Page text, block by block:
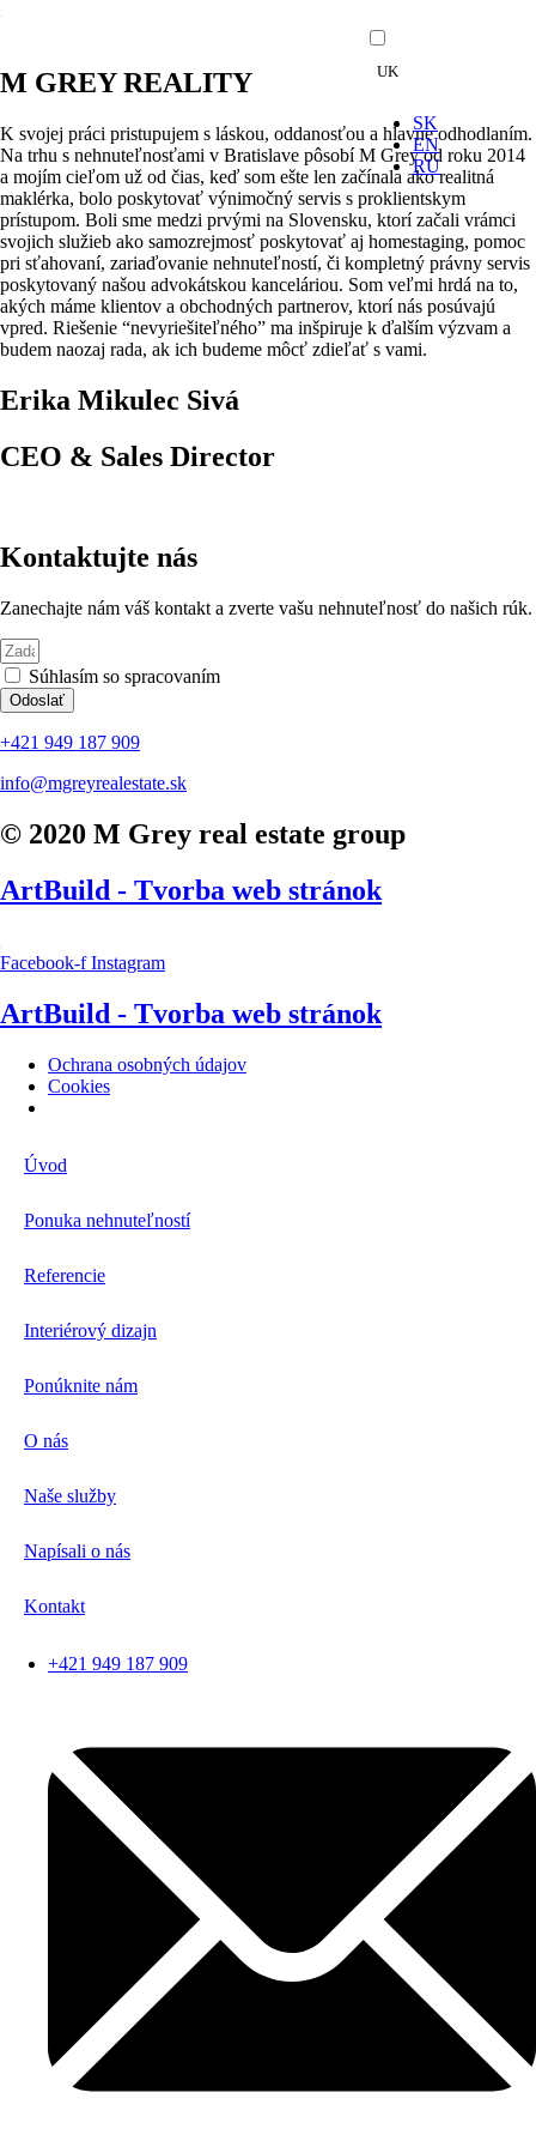
M GREY REALITY
K svojej práci pristupujem s láskou, oddanosťou a hlavne odhodlaním.
Na trhu s nehnuteľnosťami v Bratislave pôsobí M Grey od roku 2014
a mojím cieľom už od čias, keď som ešte len začínala ako realitná
maklérka, bolo poskytovať výnimočný servis s proklientskym
prístupom. Boli sme medzi prvými na Slovensku, ktorí začali vrámci
svojich služieb ako samozrejmosť poskytovať aj homestaging, pomoc
pri sťahovaní, zariaďovanie nehnuteľností, či kompletný právny servis
poskytovaný našou advokátskou kanceláriou. Som veľmi hrdá na to,
akých máme klientov a obchodných partnerov, ktorí nás posúvajú
vpred. Riešenie “nevyriešiteľného” ma inšpiruje k ďalším výzvam a
budem naozaj rada, ak ich budeme môcť zdieľať s vami.
Erika Mikulec Sivá
CEO & Sales Director
Kontaktujte nás
Zanechajte nám váš kontakt a zverte vašu nehnuteľnosť do našich rúk.
Súhlasím so spracovaním
Odoslať
+421 949 187 909
info@mgreyrealestate.sk
© 2020 M Grey real estate group
ArtBuild - Tvorba web stránok
Facebook-f Instagram
ArtBuild - Tvorba web stránok
Ochrana osobných údajov
Cookies
Úvod
Ponuka nehnuteľností
Referencie
Interiérový dizajn
Ponúknite nám
O nás
Naše služby
Napísali o nás
Kontakt
+421 949 187 909
UK
SK
EN
RU